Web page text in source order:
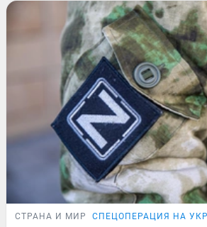
СТРАНА И МИР СПЕЦОПЕРАЦИЯ НА